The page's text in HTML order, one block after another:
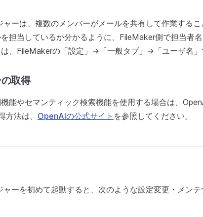
ーは、複数のメンバーがメールを共有して作業するこ
担当しているか分かるように、FileMaker側で担当者
、FileMakerの「設定」→「一般タブ」→「ユーザ名」
取得
能やセマンティック検索機能を使用する場合は、
方法は、 OpenAIの公式サイト を参照してください。
ーを初めて起動すると、次のような設定変更・メン